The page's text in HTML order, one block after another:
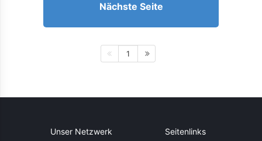
Nächste Seite
1
Unser Netzwerk Seitenlinks